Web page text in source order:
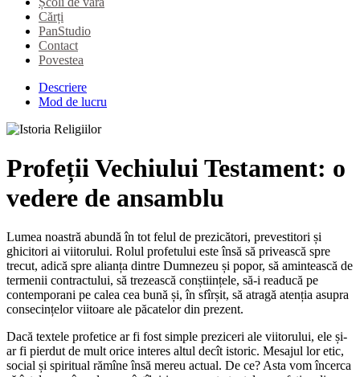
Cărți
PanStudio
Contact
Povestea
Descriere
Mod de lucru
Profeții Vechiului Testament: o
vedere de ansamblu
Lumea noastră abundă în tot felul de prezicători, prevestitori și
ghicitori ai viitorului. Rolul profetului este însă să privească spre
trecut, adică spre alianța dintre Dumnezeu și popor, să amintească de
termenii contractului, să trezească conștiințele, să-i readucă pe
contemporani pe calea cea bună și, în sfîrșit, să atragă atenția asupra
consecințelor viitoare ale păcatelor din prezent.
Dacă textele profetice ar fi fost simple preziceri ale viitorului, ele și-
ar fi pierdut de mult orice interes altul decît istoric. Mesajul lor etic,
social și spiritual rămîne însă mereu actual. De ce? Asta vom încerca